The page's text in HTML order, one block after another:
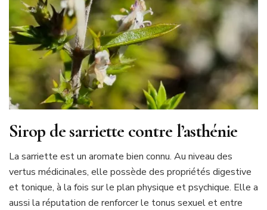
Sirop de sarriette contre l’asthénie
La sarriette est un aromate bien connu. Au niveau des
vertus médicinales, elle possède des propriétés digestive
et tonique, à la fois sur le plan physique et psychique. Elle a
aussi la réputation de renforcer le tonus sexuel et entre